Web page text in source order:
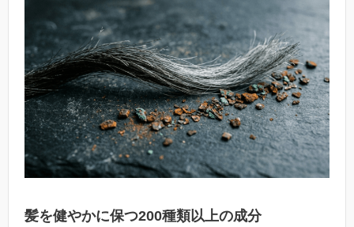
髪を健やかに保つ200種類以上の成分